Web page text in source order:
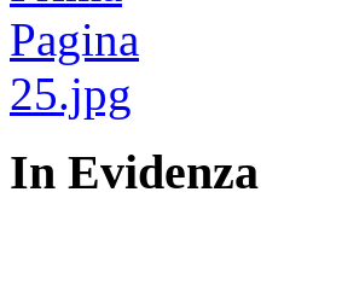
In Evidenza